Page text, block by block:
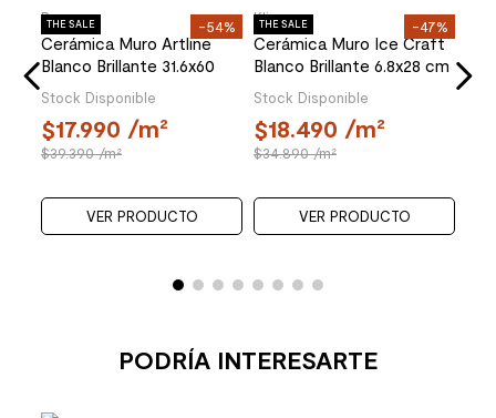
THE SALE -52%
Pamesa
Cerámica Muro Artisan
Blanco Brillante 31.6x60
cm
Stock Disponible
17.990 /m²
37.490/m²
VER PRODUCTO
THE SALE -54%
Pamesa
Cerámica Muro Artline
Greige Brillante 31.6x60 cm
Stock Disponible
17.990/m²
39.190/m²
VER PRODUCTO
PODRÍA INTERESARTE